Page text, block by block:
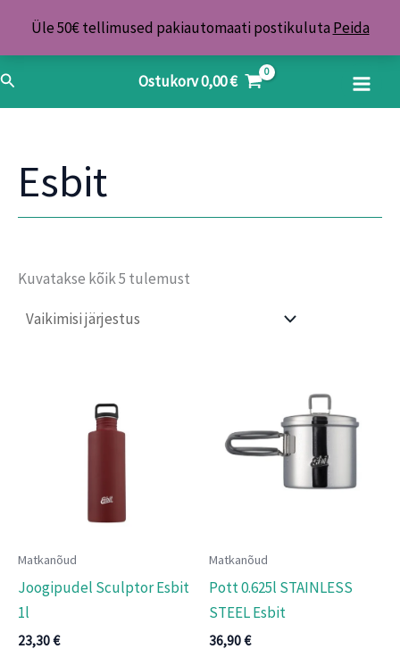
Üle 50€ tellimused pakiautomaati postikuluta Peida
content
Search Ostukorv0,00€
Esbit
Kuvatakse kõik 5 tulemust
Matkanõud
Joogipudel Sculptor Esbit
1l
23,30€
Matkanõud
Pott 0.625l STAINLESS
STEEL Esbit
36,90€